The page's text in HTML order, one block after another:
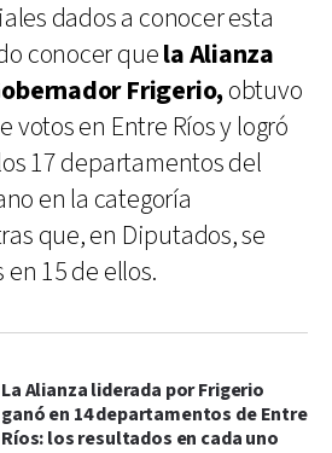
dados a conocer esta
conocer quela Alianza
Frigerio,obtuvo
votos en Entre Ríos y logró
17 departamentos del
en la categoría
que, en Diputados, se
15 de ellos.
La Alianza liderada por Frigerio
ganó en 14 departamentos de Entre
Ríos: los resultados en cada uno